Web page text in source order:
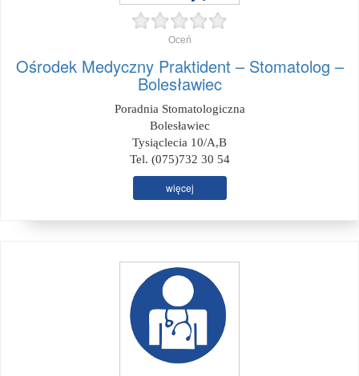
Oceń
Ośrodek Medyczny Praktident – Stomatolog –
Bolesławiec
Poradnia Stomatologiczna
Bolesławiec
Tysiąclecia 10/A,B
Tel. (075)732 30 54
więcej